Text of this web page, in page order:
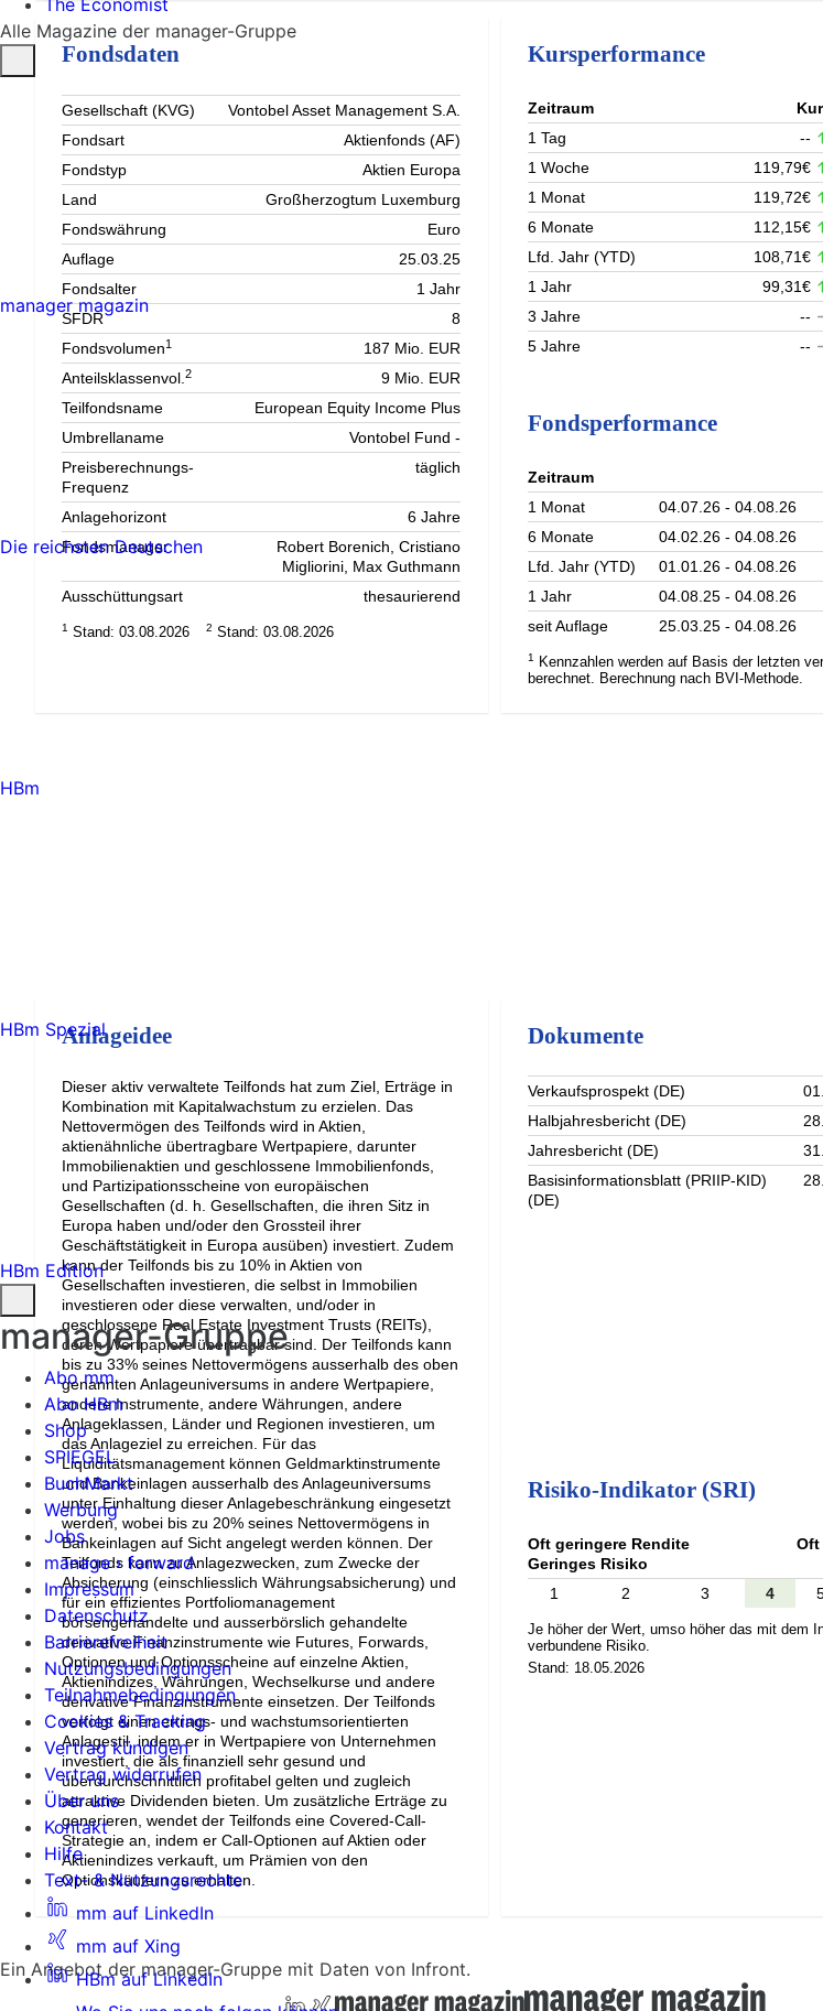
Fondsdaten
Gesellschaft (KVG)
Vontobel Asset Management S.A.
Fondsart
Aktienfonds (AF)
Fondstyp
Aktien Europa
Land
Großherzogtum Luxemburg
Fondswährung
Euro
Auflage
25.03.25
Fondsalter
1 Jahr
SFDR
8
Fondsvolumen1
187 Mio. EUR
Anteilsklassenvol.2
9 Mio. EUR
Teilfondsname
European Equity Income Plus
Umbrellaname
Vontobel Fund -
Preisberechnungs-
Frequenz
täglich
Anlagehorizont
6 Jahre
Fondsmanager
Robert Borenich, Cristiano
Migliorini, Max Guthmann
Ausschüttungsart
thesaurierend
1 Stand: 03.08.2026 2 Stand: 03.08.2026
Kursperformance
Zeitraum
1 Tag
--
1 Woche
119,79€
1 Monat
119,72€
6 Monate
112,15€
Lfd. Jahr (YTD)
108,71€
1 Jahr
99,31€
3 Jahre
--
5 Jahre
--
Fondsperformance
Zeitraum
1 Monat 04.07.26 - 04.08.26
6 Monate
04.02.26 - 04.08.26
Lfd. Jahr (YTD)
01.01.26 - 04.08.26
1 Jahr
04.08.25 - 04.08.26
seit Auflage
25.03.25 - 04.08.26
1
Kennzahlen werden auf Basis der letzten
berechnet. Berechnung nach BVI-Methode.
Anlageidee
Dieser aktiv verwaltete Teilfonds hat zum Ziel, Erträge in
Kombination mit Kapitalwachstum zu erzielen. Das
Nettovermögen des Teilfonds wird in Aktien,
aktienähnliche übertragbare Wertpapiere, darunter
Immobilienaktien und geschlossene Immobilienfonds,
und Partizipationsscheine von europäischen
Gesellschaften (d. h. Gesellschaften, die ihren Sitz in
Europa haben und/oder den Grossteil ihrer
Geschäftstätigkeit in Europa ausüben) investiert. Zudem
kann der Teilfonds bis zu 10% in Aktien von
Gesellschaften investieren, die selbst in Immobilien
investieren oder diese verwalten, und/oder in
geschlossene Real Estate Investment Trusts (REITs),
deren Wertpapiere übertragbar sind. Der Teilfonds kann
bis zu 33% seines Nettovermögens ausserhalb des oben
genannten Anlageuniversums in andere Wertpapiere,
andere Instrumente, andere Währungen, andere
Anlageklassen, Länder und Regionen investieren, um
das Anlageziel zu erreichen. Für das
Liquiditätsmanagement können Geldmarktinstrumente
und Bankeinlagen ausserhalb des Anlageuniversums
unter Einhaltung dieser Anlagebeschränkung eingesetzt
werden, wobei bis zu 20% seines Nettovermögens in
Bankeinlagen auf Sicht angelegt werden können. Der
Teilfonds kann zu Anlagezwecken, zum Zwecke der
Absicherung (einschliesslich Währungsabsicherung) und
für ein effizientes Portfoliomanagement
börsengehandelte und ausserbörslich gehandelte
derivative Finanzinstrumente wie Futures, Forwards,
Optionen und Optionsscheine auf einzelne Aktien,
Aktienindizes, Währungen, Wechselkurse und andere
derivative Finanzinstrumente einsetzen. Der Teilfonds
verfolgt einen ertrags- und wachstumsorientierten
Anlagestil, indem er in Wertpapiere von Unternehmen
investiert, die als finanziell sehr gesund und
überdurchschnittlich profitabel gelten und zugleich
attraktive Dividenden bieten. Um zusätzliche Erträge zu
generieren, wendet der Teilfonds eine Covered-Call-
Strategie an, indem er Call-Optionen auf Aktien oder
Aktienindizes verkauft, um Prämien von den
Optionskäufern zu erhalten.
Dokumente
Verkaufsprospekt (DE)
Halbjahresbericht (DE)
Jahresbericht (DE)
Basisinformationsblatt (PRIIP-KID)
(DE)
Risiko-Indikator (SRI)
Oft geringere Rendite
Geringes Risiko
Oft
1
2 3 4
Je höher der Wert, umso höher das mit dem
verbundene Risiko.
Stand: 18.05.2026
Ein Angebot der manager-Gruppe mit Daten von Infront.
The Economist
Alle Magazine der manager-Gruppe
manager magazin
Die reichsten Deutschen
HBm
HBm Spezial
HBm Edition
manager-Gruppe
Abo mm
Abo HBm
Shop
SPIEGEL
BuchMarkt
Werbung
Jobs
manage › forward
Impressum
Datenschutz
Barrierefreiheit
Nutzungsbedingungen
Teilnahmebedingungen
Cookies & Tracking
Vertrag kündigen
Vertrag widerrufen
Über uns
Kontakt
Hilfe
Text- & Nutzungsrechte
mm auf LinkedIn
mm auf Xing
HBm auf LinkedIn